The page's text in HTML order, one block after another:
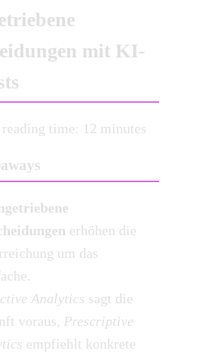
mit KI-
time: 12 minutes
erhöhen die
um das
Analytics sagt die
voraus, Prescriptive
empfiehlt konkrete